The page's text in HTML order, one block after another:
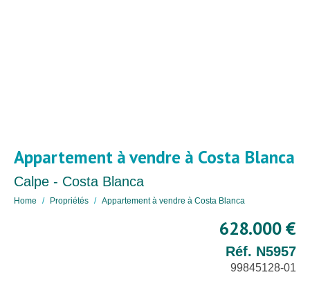
Appartement à vendre à Costa Blanca
Calpe - Costa Blanca
Home Propriétés Appartement à vendre à Costa Blanca
628.000 €
Réf. N5957
99845128-01